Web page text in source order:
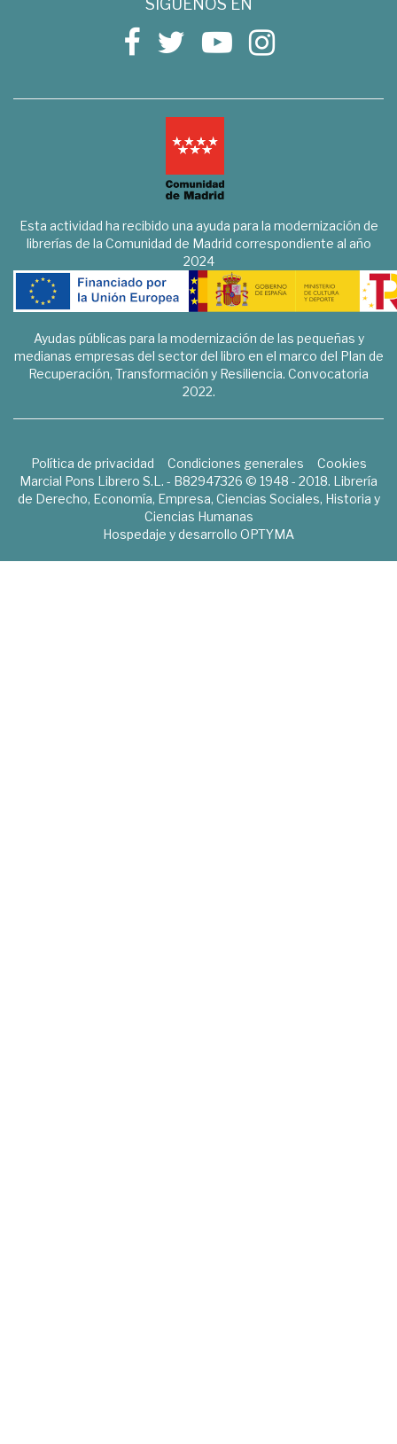
Esta actividad ha recibido una ayuda para la modernización de
librerías de la Comunidad de Madrid correspondiente al año
2024
Ayudas públicas para la modernización de las pequeñas y
medianas empresas del sector del libro en el marco del Plan de
Recuperación, Transformación y Resiliencia. Convocatoria
2022.
Política de privacidad Condiciones generales
Cookies
Marcial Pons Librero S.L. - B82947326 © 1948 - 2018. Librería
de Derecho, Economía, Empresa, Ciencias Sociales, Historia y
Ciencias Humanas
Hospedaje y desarrollo OPTYMA